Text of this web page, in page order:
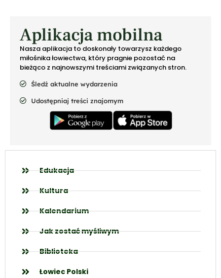
Aplikacja mobilna
Nasza aplikacja to doskonały towarzysz każdego
miłośnika łowiectwa, który pragnie pozostać na
bieżąco z najnowszymi treściami związanych stron.
Śledź aktualne wydarzenia
Udostępniaj treści znajomym
Edukacja
Kultura
Kalendarium
Jak zostać myśliwym
Biblioteka
Łowiec Polski